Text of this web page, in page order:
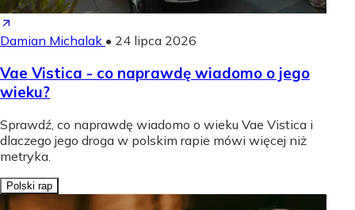
Damian Michalak • 24 lipca 2026
Vae Vistica - co naprawdę wiadomo o jego
wieku?
Sprawdź, co naprawdę wiadomo o wieku Vae Vistica i
dlaczego jego droga w polskim rapie mówi więcej niż
metryka.
Polski rap